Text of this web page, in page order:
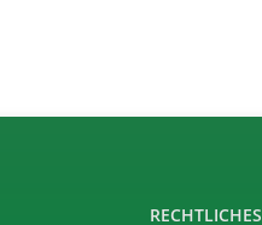
RECHTLICHES